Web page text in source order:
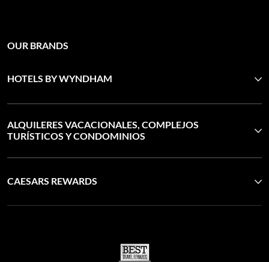
OUR BRANDS
HOTELS BY WYNDHAM
ALQUILERES VACACIONALES, COMPLEJOS
TURÍSTICOS Y CONDOMINIOS
CAESARS REWARDS